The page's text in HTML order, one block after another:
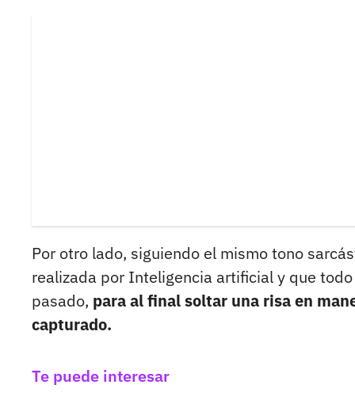
Por otro lado, siguiendo el mismo tono
realizada por Inteligencia artificial y que
pasado, para al final soltar una risa en
capturado.
Te puede interesar